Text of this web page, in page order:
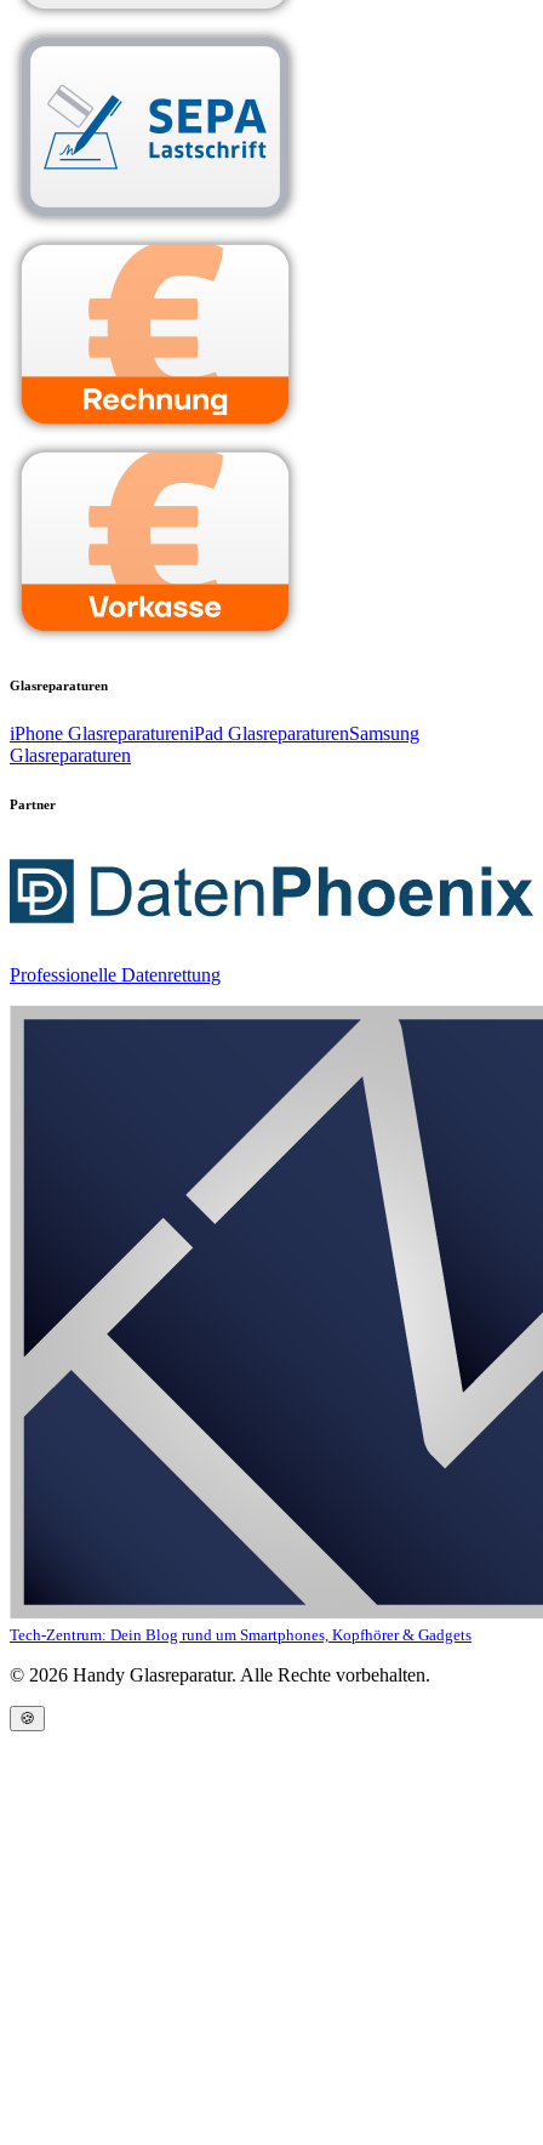
Glasreparaturen
iPhone GlasreparatureniPad GlasreparaturenSamsung
Glasreparaturen
Partner
Professionelle Datenrettung
Tech-Zentrum: Dein Blog rund um Smartphones, Kopfhörer & Gadgets
© 2026 Handy Glasreparatur. Alle Rechte vorbehalten.
🍪